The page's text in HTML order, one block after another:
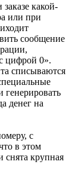
какой-
или при
сообщение
цифрой 0».
списываются
генерировать
денег на
с
в этом
снята крупная